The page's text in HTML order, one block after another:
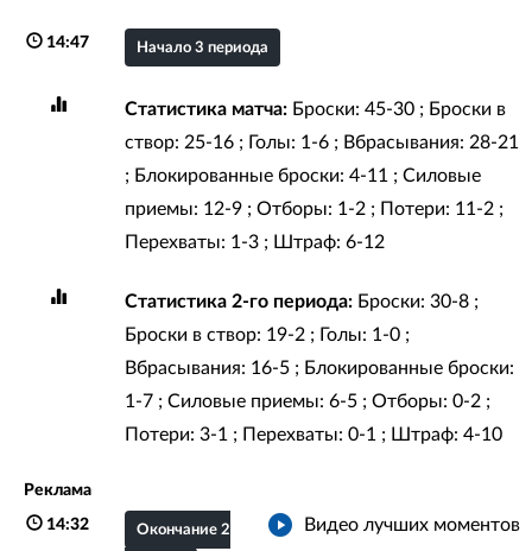
14:47 Начало 3 периода
Статистика матча:Броски: 45-30 ; Броски в
створ: 25-16 ; Голы: 1-6 ; Вбрасывания: 28-21
; Блокированные броски: 4-11 ; Силовые
приемы: 12-9 ; Отборы: 1-2 ; Потери: 11-2 ;
Перехваты: 1-3 ; Штраф: 6-12
Статистика 2-го периода:Броски: 30-8 ;
Броски в створ: 19-2 ; Голы: 1-0 ;
Вбрасывания: 16-5 ; Блокированные броски:
1-7 ; Силовые приемы: 6-5 ; Отборы: 0-2 ;
Потери: 3-1 ; Перехваты: 0-1 ; Штраф: 4-10
Реклама
14:32 Видео лучших моментов
Окончание 2